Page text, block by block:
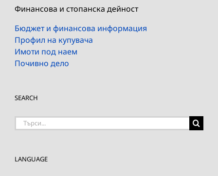
Финансова и стопанска дейност
Бюджет и финансова информация
Профил на купувача
Имоти под наем
Почивно дело
SEARCH
Търсене
LANGUAGE